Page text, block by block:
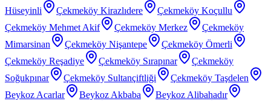
Hüseyinli
Çekmeköy Kirazlıdere
Çekmeköy Koçullu
Çekmeköy Mehmet Akif
Çekmeköy Merkez
Çekmeköy
Mimarsinan
Çekmeköy Nişantepe
Çekmeköy Ömerli
Çekmeköy Reşadiye
Çekmeköy Sırapınar
Çekmeköy
Soğukpınar
Çekmeköy Sultançiftliği
Çekmeköy Taşdelen
Beykoz Acarlar
Beykoz Akbaba
Beykoz Alibahadır